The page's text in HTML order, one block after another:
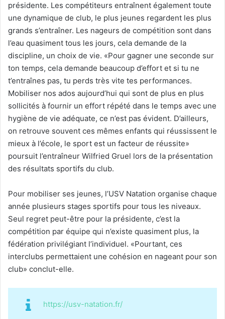
présidente. Les compétiteurs entraînent également toute
une dynamique de club, le plus jeunes regardent les plus
grands s’entraîner. Les nageurs de compétition sont dans
l’eau quasiment tous les jours, cela demande de la
discipline, un choix de vie. «Pour gagner une seconde sur
ton temps, cela demande beaucoup d’effort et si tu ne
t’entraînes pas, tu perds très vite tes performances.
Mobiliser nos ados aujourd’hui qui sont de plus en plus
sollicités à fournir un effort répété dans le temps avec une
hygiène de vie adéquate, ce n’est pas évident. D’ailleurs,
on retrouve souvent ces mêmes enfants qui réussissent le
mieux à l’école, le sport est un facteur de réussite»
poursuit l’entraîneur Wilfried Gruel lors de la présentation
des résultats sportifs du club.
Pour mobiliser ses jeunes, l’USV Natation organise chaque
année plusieurs stages sportifs pour tous les niveaux.
Seul regret peut-être pour la présidente, c’est la
compétition par équipe qui n’existe quasiment plus, la
fédération privilégiant l’individuel. «Pourtant, ces
interclubs permettaient une cohésion en nageant pour son
club» conclut-elle.
https://usv-natation.fr/